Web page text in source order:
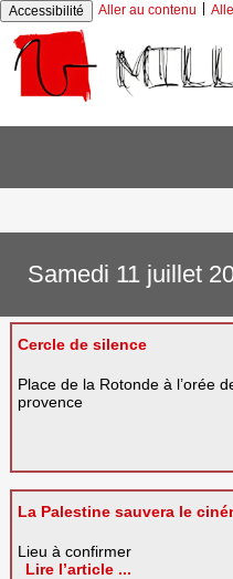
Accessibilité Aller au contenu
Samedi 11 juillet
Cercle de silence
Place de la Rotonde à l’orée
provence
La Palestine sauvera le
Lieu à confirmer
Lire l’article ...